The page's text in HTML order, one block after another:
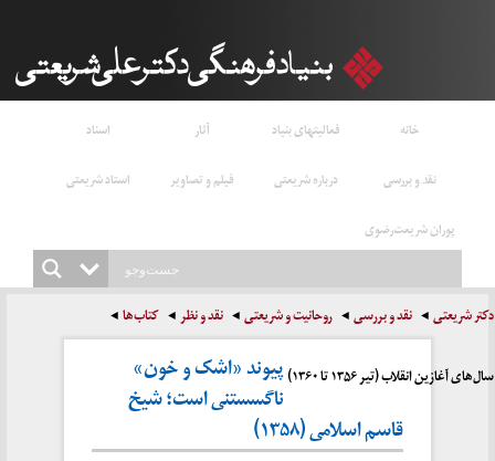
خانه فعالیتهای بنیاد آثار
اسناد
نقد و بررسی
درباره شریعتی فیلم و تصاویر
استاد شریعتی
پوران شریعت‌رضوی
دکتر شریعتی نقد و بررسی روحانیت و شریعتی نقد و نظر کتاب‌ها
سال‌های آغازین انقلاب (تیر ۱۳۵۶ تا ۱۳۶۰) پیوند «اشک و خون»
ناگسستنی است؛ شیخ
قاسم اسلامی (۱۳۵۸)